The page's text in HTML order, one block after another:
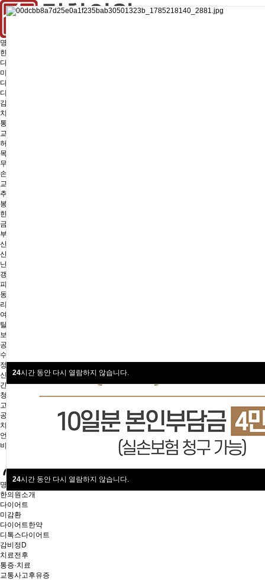
24시간 동안 다시 열람하지 않습니다.
24시간 동안 다시 열람하지 않습니다.
명한의원
한의원소개
다이어트
미감환
다이어트한약
디톡스다이어트
감비정D
치료전후
통증·치료
교통사고후유증
허리통증
목통증
무릎,발통증
손목,엘보
교정치료
추나요법
봉침,약침
한약치료
금침(금실매선)
부인과
산전후관리
산후풍
난임,불임
갱년기
피부·미용
동안침
리프팅매선
여드름
탈모
보약
공진단
수험생보약
정화요법
신장정화요법
간·담 정화요법
청혈해독요법
고객센터
공지사항
치료후기
언론보도
비급여항목
명한의원
한의원소개
다이어트
미감환
다이어트한약
디톡스다이어트
감비정D
치료전후
통증·치료
교통사고후유증